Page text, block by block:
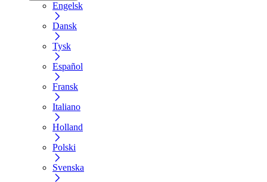
Engelsk
Dansk
Tysk
Español
Fransk
Italiano
Holland
Polski
Svenska